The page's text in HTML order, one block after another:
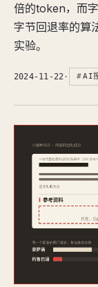
倍的token，而
字节回退率的算
实验。
2024-11-22 · AI